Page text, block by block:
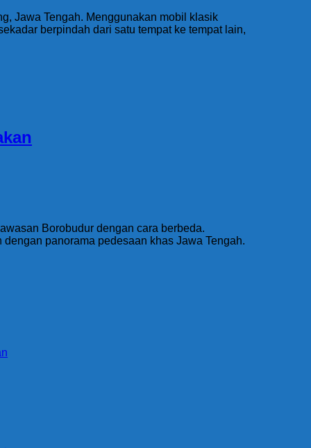
Jawa Tengah. Menggunakan mobil klasik
berpindah dari satu tempat ke tempat lain,
Borobudur dengan cara berbeda.
panorama pedesaan khas Jawa Tengah.